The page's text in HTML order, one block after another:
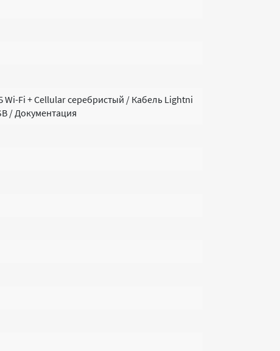
Wi-Fi + Cellular серебристый / Кабель Lightni
/ Документация